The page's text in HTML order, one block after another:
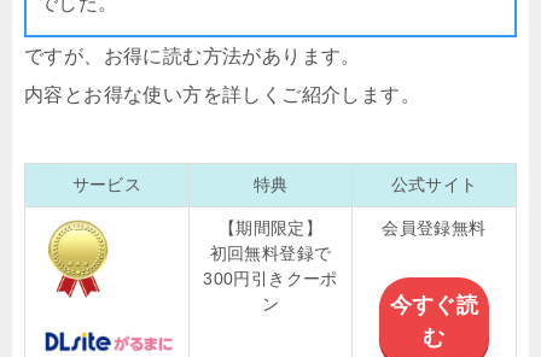
ですが、お得に読む方法があります。
内容とお得な使い方を詳しくご紹介します。
サービス 特典 公式サイト
【期間限定】
初回無料登録で
300円引きクーポ
ン
会員登録無料
今すぐ読
む